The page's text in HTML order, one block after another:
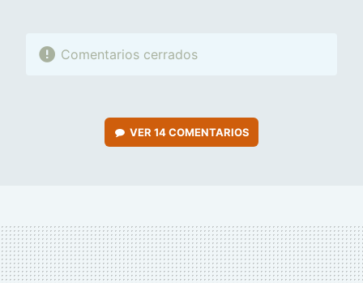
Comentarios cerrados
VER 14 COMENTARIOS